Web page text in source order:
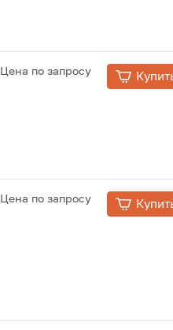
Цена по запросу
Цена по запросу